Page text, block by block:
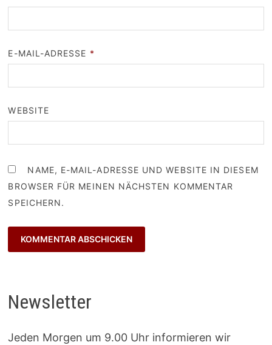
E-MAIL-ADRESSE *
WEBSITE
NAME, E-MAIL-ADRESSE UND WEBSITE IN DIESEM
BROWSER FÜR MEINEN NÄCHSTEN KOMMENTAR
SPEICHERN.
Newsletter
Jeden Morgen um 9.00 Uhr informieren wir